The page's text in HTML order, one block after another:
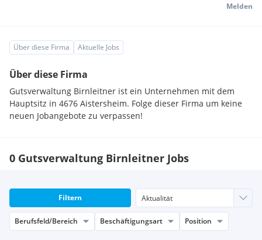
Melden
Über diese Firma Aktuelle Jobs
Über diese Firma
Gutsverwaltung Birnleitner ist ein Unternehmen mit dem
Hauptsitz in 4676 Aistersheim. Folge dieser Firma um keine
neuen Jobangebote zu verpassen!
0 Gutsverwaltung Birnleitner Jobs
Filtern
Berufsfeld/Bereich Beschäftigungsart Position